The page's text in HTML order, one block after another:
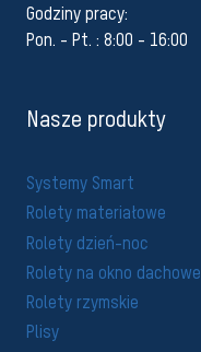
Godziny pracy:
Pon. - Pt. : 8:00 - 16:00
Nasze produkty
Systemy Smart
Rolety materiałowe
Rolety dzień-noc
Rolety na okno dachowe
Rolety rzymskie
Plisy